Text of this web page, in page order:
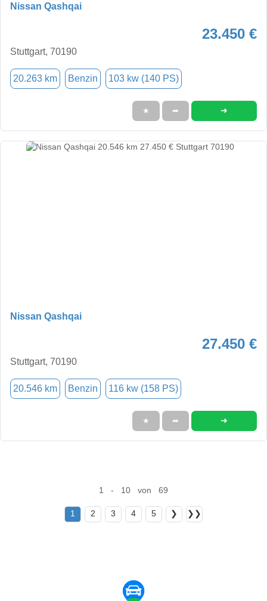
Nissan Qashqai
23.450 €
Stuttgart, 70190
20.263 km Benzin 103 kw (140 PS)
★ ➦ ➜
Nissan Qashqai
27.450 €
Stuttgart, 70190
20.546 km Benzin 116 kw (158 PS)
★ ➦ ➜
1 - 10 von 69
1 2 3 4 5 ❯ ❯❯